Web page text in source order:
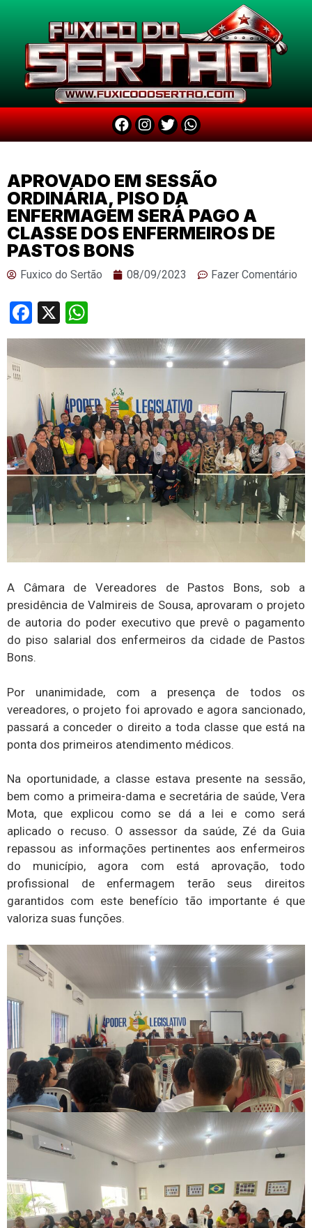
APROVADO EM SESSÃO
ORDINÁRIA, PISO DA
ENFERMAGEM SERÁ PAGO A
CLASSE DOS ENFERMEIROS DE
PASTOS BONS
Fuxico do Sertão 08/09/2023 Fazer Comentário
Facebook
X
A Câmara de Vereadores de Pastos Bons, sob a
presidência de Valmireis de Sousa, aprovaram o projeto
de autoria do poder executivo que prevê o pagamento
do piso salarial dos enfermeiros da cidade de Pastos
Bons.
Por unanimidade, com a presença de todos os
vereadores, o projeto foi aprovado e agora sancionado,
passará a conceder o direito a toda classe que está na
ponta dos primeiros atendimento médicos.
Na oportunidade, a classe estava presente na sessão,
bem como a primeira-dama e secretária de saúde, Vera
Mota, que explicou como se dá a lei e como será
aplicado o recuso. O assessor da saúde, Zé da Guia
repassou as informações pertinentes aos enfermeiros
do município, agora com está aprovação, todo
profissional de enfermagem terão seus direitos
garantidos com este benefício tão importante é que
valoriza suas funções.